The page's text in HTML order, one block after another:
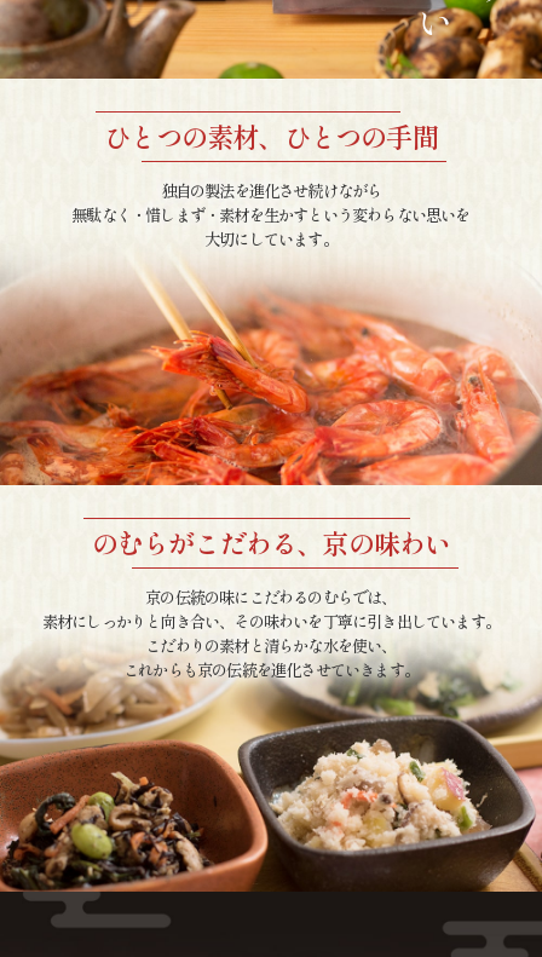
ひとつの素材、ひとつの手間
独自の製法を進化させ続けながら
無駄なく・惜しまず・素材を生かすという変わらない思いを
大切にしています。
のむらがこだわる、京の味わい
京の伝統の味にこだわるのむらでは、
素材にしっかりと向き合い、その味わいを丁寧に引き出しています。
こだわりの素材と清らかな水を使い、
これからも京の伝統を進化させていきます。